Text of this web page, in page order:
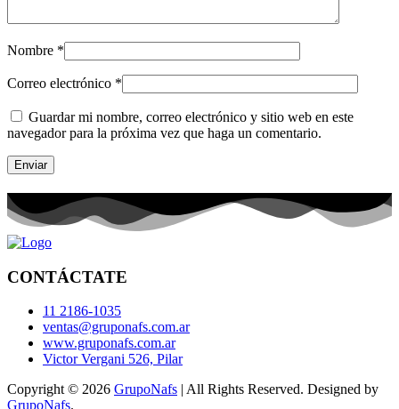
Nombre *
Correo electrónico *
Guardar mi nombre, correo electrónico y sitio web en este
navegador para la próxima vez que haga un comentario.
CONTÁCTATE
11 2186-1035
ventas@gruponafs.com.ar
www.gruponafs.com.ar
Victor Vergani 526, Pilar
Copyright © 2026 GrupoNafs | All Rights Reserved. Designed by
GrupoNafs.